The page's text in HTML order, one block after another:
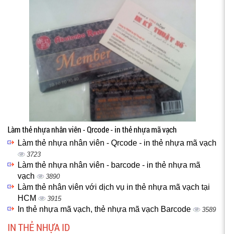
Làm thẻ nhựa nhân viên - Qrcode - in thẻ nhựa mã vạch
Làm thẻ nhựa nhân viên - Qrcode - in thẻ nhựa mã vạch
3723
Làm thẻ nhựa nhân viên - barcode - in thẻ nhựa mã
vạch
3890
Làm thẻ nhân viên với dịch vụ in thẻ nhựa mã vạch tại
HCM
3915
In thẻ nhựa mã vạch, thẻ nhựa mã vạch Barcode 3589
IN THẺ NHỰA ID